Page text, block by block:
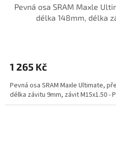
Pevná osa SRAM Maxle
délka 148mm, délka
1 265 Kč
Pevná osa SRAM Maxle Ultimate,
délka závitu 9mm, závit M15x1.50 -